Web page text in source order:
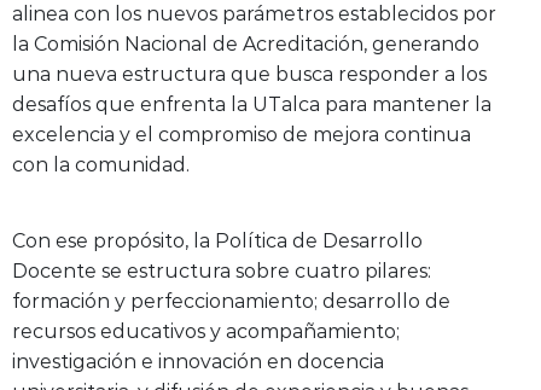
alinea con los nuevos parámetros establecidos por
la Comisión Nacional de Acreditación, generando
una nueva estructura que busca responder a los
desafíos que enfrenta la UTalca para mantener la
excelencia y el compromiso de mejora continua
con la comunidad.
Con ese propósito, la Política de Desarrollo
Docente se estructura sobre cuatro pilares:
formación y perfeccionamiento; desarrollo de
recursos educativos y acompañamiento;
investigación e innovación en docencia